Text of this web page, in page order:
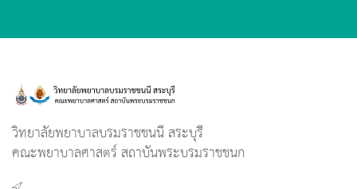
วิทยาลัยพยาบาลบรมราชชนนี สระบุรี
คณะพยาบาลศาสตร์ สถาบันพระบรมราชชนก